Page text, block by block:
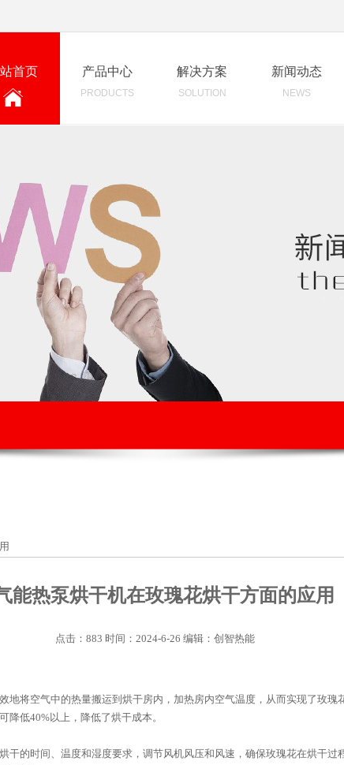
首页 产品中心
PRODUCTS
解决方案
SOLUTION
新闻动态
NEWS
能热泵烘干机在玫瑰花烘干方面的应用
点击：883 时间：2024-6-26 编辑：创智热能
将空气中的热量搬运到烘干房内，加热房内空气温度，从而实现了玫瑰
低40%以上，降低了烘干成本。
的时间、温度和湿度要求，调节风机风压和风速，确保玫瑰花在烘干过